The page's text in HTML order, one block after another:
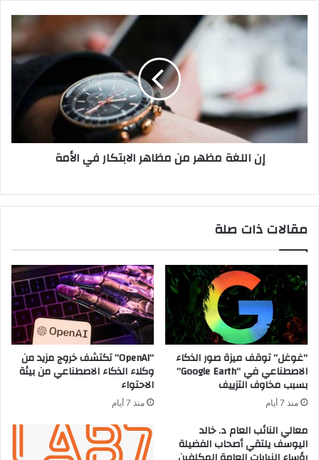
إن
في
الأمة
إن اللغة مظهر من مظاهر الابتكار في الأمة
مقالات ذات صلة
“غوغل” توقف ميزة صور الذكاء
الاصطناعي في “Google Earth”
بسبب مخاوف التزييف
منذ 7 أيام
“OpenAI” تكتشف خروج مزيد من
وكلاء الذكاء الاصطناعي من بيئة
الاحتواء
منذ 7 أيام
معالي النائب العام د. خالد
اليوسف يلتقي أصحاب الفضيلة